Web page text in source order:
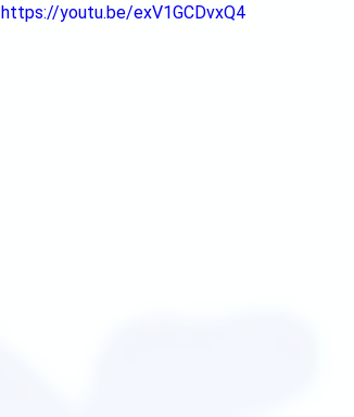
https://youtu.be/exV1GCDvxQ4